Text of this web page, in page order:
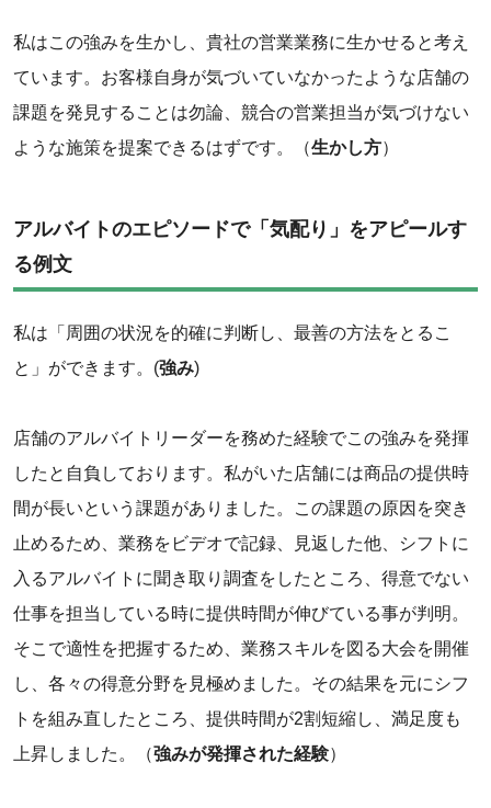
私はこの強みを生かし、貴社の営業業務に生かせると考え
ています。お客様自身が気づいていなかったような店舗の
課題を発見することは勿論、競合の営業担当が気づけない
ような施策を提案できるはずです。（生かし方）
アルバイトのエピソードで「気配り」をアピールす
る例文
私は「周囲の状況を的確に判断し、最善の方法をとるこ
と」ができます。(強み)
店舗のアルバイトリーダーを務めた経験でこの強みを発揮
したと自負しております。私がいた店舗には商品の提供時
間が長いという課題がありました。この課題の原因を突き
止めるため、業務をビデオで記録、見返した他、シフトに
入るアルバイトに聞き取り調査をしたところ、得意でない
仕事を担当している時に提供時間が伸びている事が判明。
そこで適性を把握するため、業務スキルを図る大会を開催
し、各々の得意分野を見極めました。その結果を元にシフ
トを組み直したところ、提供時間が2割短縮し、満足度も
上昇しました。（強みが発揮された経験）